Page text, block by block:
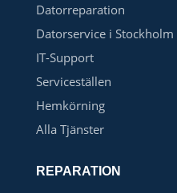
Datorreparation
Datorservice i Stockholm
IT-Support
Serviceställen
Hemkörning
Alla Tjänster
REPARATION